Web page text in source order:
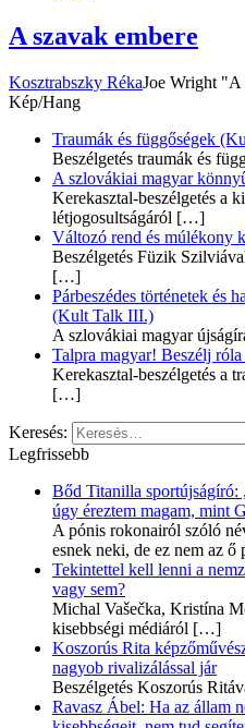
A szavak embere
Kosztrabszky RékaJoe Wright "A
Kép/Hang
Traumák és függőségek
Beszélgetés traumák és
A szlovákiai magyar
Kerekasztal-beszélgetés a
létjogosultságáról […]
Változó rend és múlékony
Beszélgetés Füzik
[…]
Párbeszédes történetek és
(Kult Talk III.)
A szlovákiai magyar
Talpra magyar! Beszélj
Kerekasztal-beszélgetés a
[…]
Keresés:
Legfrissebb
Bőd Titanilla
úgy éreztem magam, mint
A pónis rokonairól szóló
esnek neki, de ez nem az ő
Tekintettel kell lenni a
vagy sem?
Michal Vašečka, Kristína
kisebbségi médiáról […]
Koszorús Rita
nagyob rivalizálással jár
Beszélgetés Koszorús
Ravasz Ábel: Ha az állam